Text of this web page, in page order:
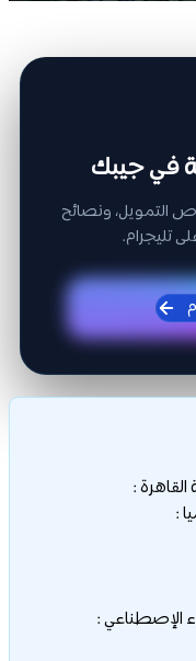
في جيبك
التمويل، ونصائح
تليجرام.
:
: